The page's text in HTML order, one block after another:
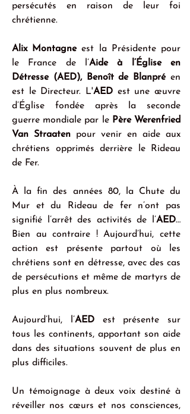
persécutés en raison de leur foi
chrétienne.
Alix Montagne est la Présidente pour
le France de l’Aide à l’Église en
Détresse (AED), Benoît de Blanpré en
est le Directeur. L'AED est une œuvre
d’Église fondée après la seconde
guerre mondiale par le Père Werenfried
Van Straaten pour venir en aide aux
chrétiens opprimés derrière le Rideau
de Fer.
À la fin des années 80, la Chute du
Mur et du Rideau de fer n’ont pas
signifié l’arrêt des activités de l’AED…
Bien au contraire ! Aujourd’hui, cette
action est présente partout où les
chrétiens sont en détresse, avec des cas
de persécutions et même de martyrs de
plus en plus nombreux.
Aujourd’hui, l’AED est présente sur
tous les continents, apportant son aide
dans des situations souvent de plus en
plus difficiles.
Un témoignage à deux voix destiné à
réveiller nos cœurs et nos consciences,